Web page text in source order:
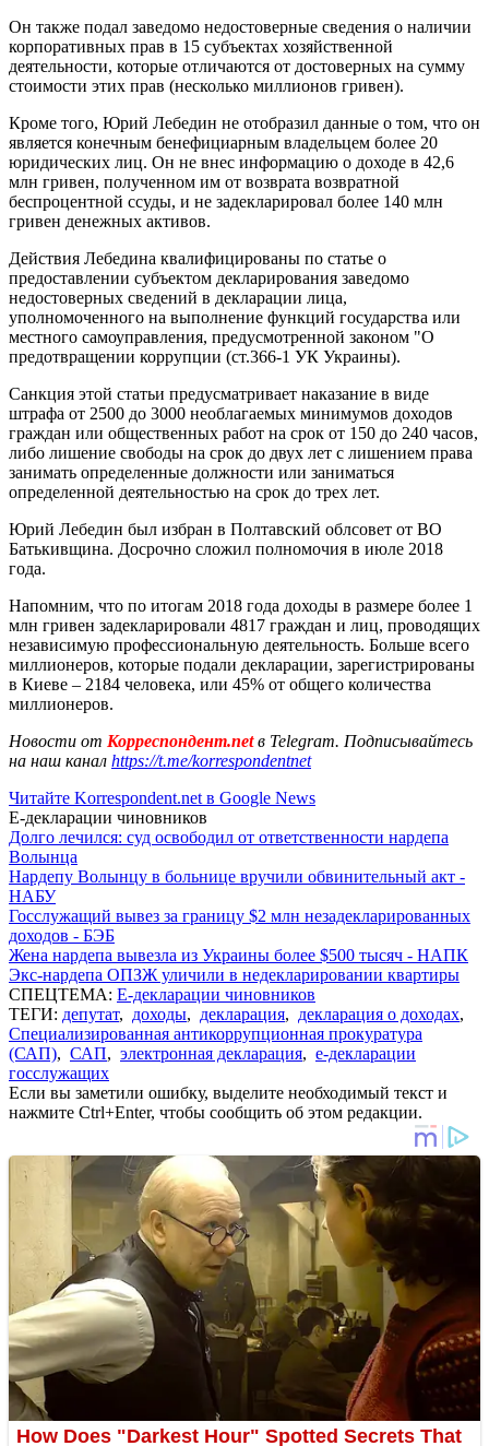
Он также подал заведомо недостоверные сведения о наличии
корпоративных прав в 15 субъектах хозяйственной
деятельности, которые отличаются от достоверных на сумму
стоимости этих прав (несколько миллионов гривен).
Кроме того, Юрий Лебедин не отобразил данные о том, что он
является конечным бенефициарным владельцем более 20
юридических лиц. Он не внес информацию о доходе в 42,6
млн гривен, полученном им от возврата возвратной
беспроцентной ссуды, и не задекларировал более 140 млн
гривен денежных активов.
Действия Лебедина квалифицированы по статье о
предоставлении субъектом декларирования заведомо
недостоверных сведений в декларации лица,
уполномоченного на выполнение функций государства или
местного самоуправления, предусмотренной законом "О
предотвращении коррупции (ст.366-1 УК Украины).
Санкция этой статьи предусматривает наказание в виде
штрафа от 2500 до 3000 необлагаемых минимумов доходов
граждан или общественных работ на срок от 150 до 240 часов,
либо лишение свободы на срок до двух лет с лишением права
занимать определенные должности или заниматься
определенной деятельностью на срок до трех лет.
Юрий Лебедин был избран в Полтавский облсовет от ВО
Батькивщина. Досрочно сложил полномочия в июле 2018
года.
Напомним, что по итогам 2018 года доходы в размере более 1
млн гривен задекларировали 4817 граждан и лиц, проводящих
независимую профессиональную деятельность. Больше всего
миллионеров, которые подали декларации, зарегистрированы
в Киеве – 2184 человека, или 45% от общего количества
миллионеров.
Новости от Корреспондент.netв Telegram. Подписывайтесь
на наш канал https://t.me/korrespondentnet
Читайте Korrespondent.net в Google News
Е-декларации чиновников
Долго лечился: суд освободил от ответственности нардепа
Волынца
Нардепу Волынцу в больнице вручили обвинительный акт -
НАБУ
Госслужащий вывез за границу $2 млн незадекларированных
доходов - БЭБ
Жена нардепа вывезла из Украины более $500 тысяч - НАПК
Экс-нардепа ОПЗЖ уличили в недекларировании квартиры
СПЕЦТЕМА: Е-декларации чиновников
ТЕГИ: депутат, доходы, декларация, декларация о доходах,
Специализированная антикоррупционная прокуратура
(САП), САП, электронная декларация, е-декларации
госслужащих
Если вы заметили ошибку, выделите необходимый текст и
нажмите Ctrl+Enter, чтобы сообщить об этом редакции.